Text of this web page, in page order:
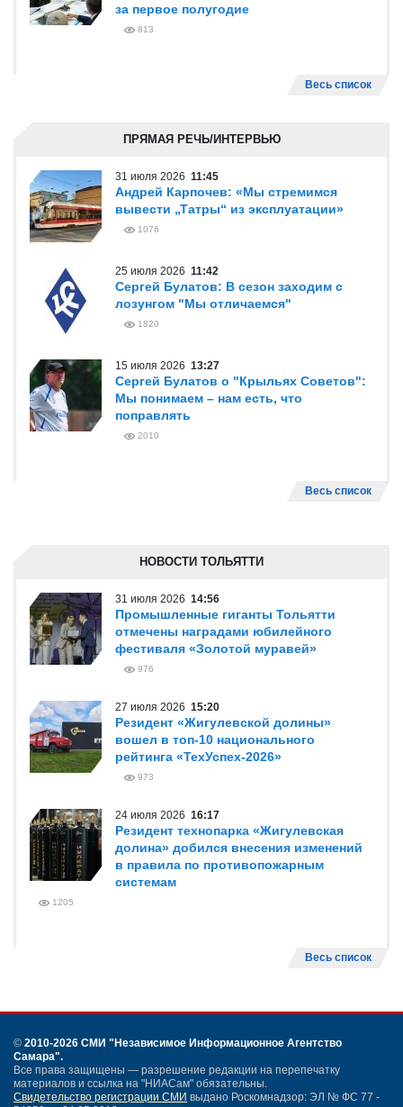
за первое полугодие
813
Весь список
ПРЯМАЯ РЕЧЬ/ИНТЕРВЬЮ
31 июля 2026 11:45
Андрей Карпочев: «Мы стремимся
вывести „Татры“ из эксплуатации»
1076
25 июля 2026 11:42
Сергей Булатов: В сезон заходим с
лозунгом "Мы отличаемся"
1820
15 июля 2026 13:27
Сергей Булатов о "Крыльях Советов":
Мы понимаем – нам есть, что
поправлять
2010
Весь список
НОВОСТИ ТОЛЬЯТТИ
31 июля 2026 14:56
Промышленные гиганты Тольятти
отмечены наградами юбилейного
фестиваля «Золотой муравей»
976
27 июля 2026 15:20
Резидент «Жигулевской долины»
вошел в топ-10 национального
рейтинга «ТехУспех-2026»
973
24 июля 2026 16:17
Резидент технопарка «Жигулевская
долина» добился внесения изменений
в правила по противопожарным
системам
1205
Весь список
© 2010-2026 СМИ "Независимое Информационное Агентство
Самара".
Все права защищены — разрешение редакции на перепечатку
материалов и ссылка на "НИАСам" обязательны.
Свидетельство регистрации СМИ выдано Роскомнадзор: ЭЛ № ФС 77 -